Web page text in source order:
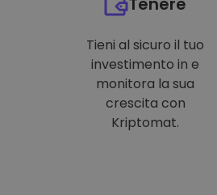
Tieni al sicuro il tuo
investimento in e
monitora la sua
crescita con
Kriptomat.